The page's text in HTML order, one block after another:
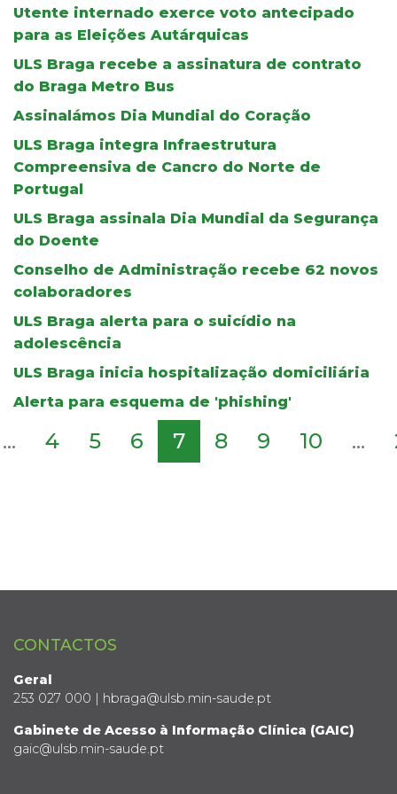
Utente internado exerce voto antecipado
para as Eleições Autárquicas
ULS Braga recebe a assinatura de contrato
do Braga Metro Bus
Assinalámos Dia Mundial do Coração
ULS Braga integra Infraestrutura
Compreensiva de Cancro do Norte de
Portugal
ULS Braga assinala Dia Mundial da Segurança
do Doente
Conselho de Administração recebe 62 novos
colaboradores
ULS Braga alerta para o suicídio na
adolescência
ULS Braga inicia hospitalização domiciliária
Alerta para esquema de 'phishing'
... 4 5 6 7 8 9 10 ...
CONTACTOS
Geral
253 027 000 | hbraga@ulsb.min-saude.pt
Gabinete de Acesso à Informação Clínica (GAIC)
gaic@ulsb.min-saude.pt